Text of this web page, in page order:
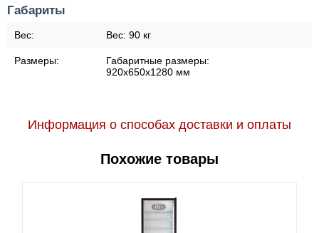
Габариты
Вес: Вес: 90 кг
Размеры:
Габаритные размеры:
920х650х1280 мм
Информация о способах доставки и оплаты
Похожие товары